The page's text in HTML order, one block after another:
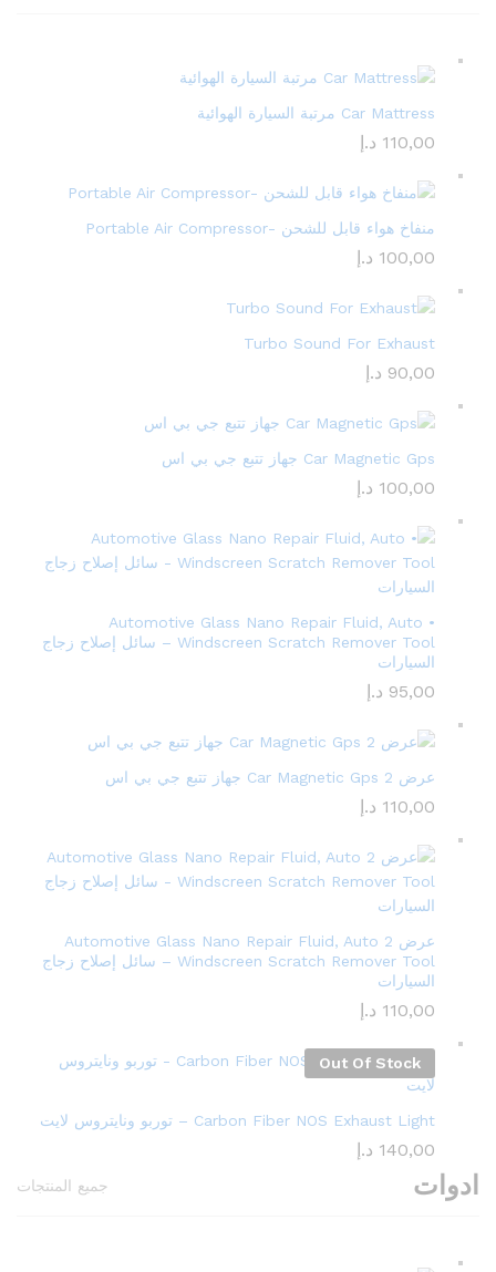
Car Mattress مرتبة السيارة الهوائية
110,00 د.إ
منفاخ هواء قابل للشحن -Portable Air Compressor
100,00 د.إ
Turbo Sound For Exhaust
90,00 د.إ
Car Magnetic Gps جهاز تتبع جي بي اس
100,00 د.إ
• Automotive Glass Nano Repair Fluid, Auto
Windscreen Scratch Remover Tool – سائل إصلاح زجاج
السيارات
95,00 د.إ
عرض 2 Car Magnetic Gps جهاز تتبع جي بي اس
110,00 د.إ
عرض 2 Automotive Glass Nano Repair Fluid, Auto
Windscreen Scratch Remover Tool – سائل إصلاح زجاج
السيارات
110,00 د.إ
Out Of Stock
Carbon Fiber NOS Exhaust Light – توربو ونايتروس لايت
140,00 د.إ
ادوات جميع المنتجات